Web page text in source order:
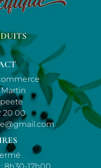
Martin
20 00